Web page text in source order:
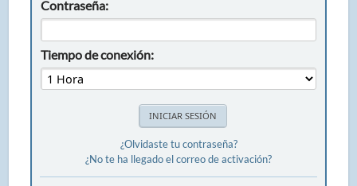
Contraseña:
Tiempo de conexión:
¿Olvidaste tu contraseña?
¿No te ha llegado el correo de activación?